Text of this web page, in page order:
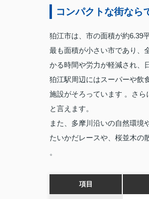
コンパクトな街なら
狛江市は、市の面積が約6.39
最も面積が小さい市であり、
かる時間や労力が軽減され、
狛江駅周辺にはスーパーや飲
施設がそろっています 。さ
と言えます。
また、多摩川沿いの自然環境
たいかだレースや、桜並木の
。
項目